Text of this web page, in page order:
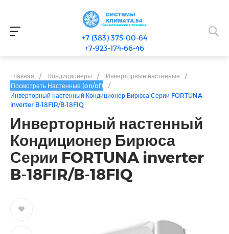
+7 (383) 375-00-64
+7-923-174-66-46
Главная / Кондиционеры / Инверторные настенные
/
Посмотреть Настенные (on/of)
/
Инверторный настенный Кондиционер Бирюса Серии FORTUNA
inverter B-18FIR/B-18FIQ
Инверторный настенный
Кондиционер Бирюса
Серии FORTUNA inverter
B-18FIR/B-18FIQ